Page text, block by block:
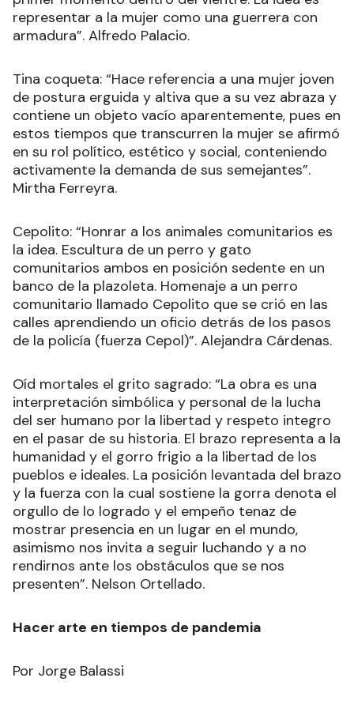
representar a la mujer como una guerrera con
armadura”. Alfredo Palacio.
Tina coqueta: “Hace referencia a una mujer joven
de postura erguida y altiva que a su vez abraza y
contiene un objeto vacío aparentemente, pues en
estos tiempos que transcurren la mujer se afirmó
en su rol político, estético y social, conteniendo
activamente la demanda de sus semejantes”.
Mirtha Ferreyra.
Cepolito: “Honrar a los animales comunitarios es
la idea. Escultura de un perro y gato
comunitarios ambos en posición sedente en un
banco de la plazoleta. Homenaje a un perro
comunitario llamado Cepolito que se crió en las
calles aprendiendo un oficio detrás de los pasos
de la policía (fuerza Cepol)”. Alejandra Cárdenas.
Oíd mortales el grito sagrado: “La obra es una
interpretación simbólica y personal de la lucha
del ser humano por la libertad y respeto integro
en el pasar de su historia. El brazo representa a la
humanidad y el gorro frigio a la libertad de los
pueblos e ideales. La posición levantada del brazo
y la fuerza con la cual sostiene la gorra denota el
orgullo de lo logrado y el empeño tenaz de
mostrar presencia en un lugar en el mundo,
asimismo nos invita a seguir luchando y a no
rendirnos ante los obstáculos que se nos
presenten”. Nelson Ortellado.
Hacer arte en tiempos de pandemia
Por Jorge Balassi